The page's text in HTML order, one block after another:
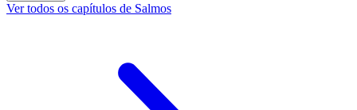
Ver todos os capítulos de Salmos